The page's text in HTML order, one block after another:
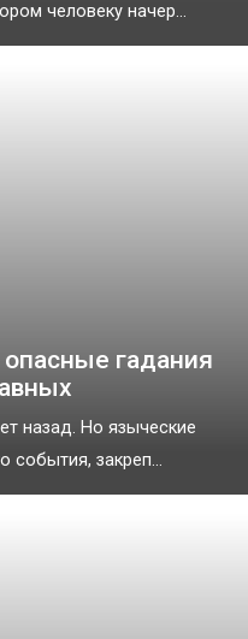
человеку начер...
гадания
назад. Но языческие
события, закреп...